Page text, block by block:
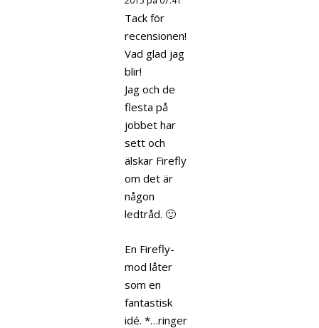
Tack för
recensionen!
Vad glad jag
blir!
Jag och de
flesta på
jobbet har
sett och
älskar Firefly
om det är
någon
ledtråd. 🙂
En Firefly-
mod låter
som en
fantastisk
idé. *…ringer